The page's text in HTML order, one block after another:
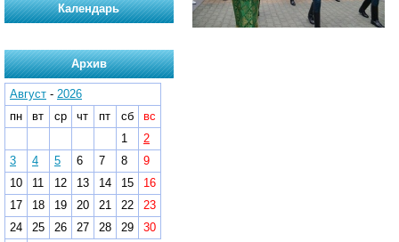
Календарь
Архив
Август - 2026
пн
вт ср чт пт сб
вс
1
2
3
4 5 6 7 8
9
10
11 12 13 14 15
16
17
18 19 20 21 22
23
24
25 26 27 28 29
30